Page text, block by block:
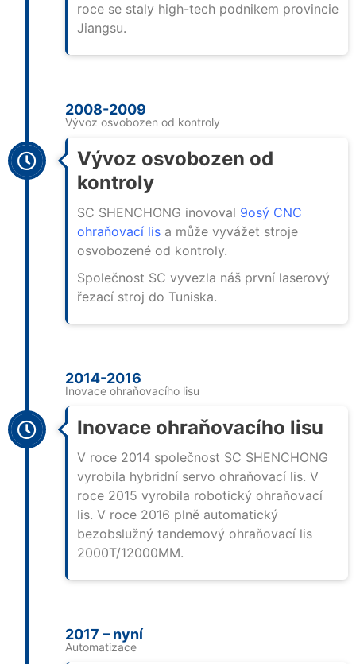
roce se staly high-tech podnikem provincie
Jiangsu.
2008-2009
Vývoz osvobozen od kontroly
Vývoz osvobozen od
kontroly
SC SHENCHONG inovoval 9osý CNC
ohraňovací lis a může vyvážet stroje
osvobozené od kontroly.
Společnost SC vyvezla náš první laserový
řezací stroj do Tuniska.
2014-2016
Inovace ohraňovacího lisu
Inovace ohraňovacího lisu
V roce 2014 společnost SC SHENCHONG
vyrobila hybridní servo ohraňovací lis. V
roce 2015 vyrobila robotický ohraňovací
lis. V roce 2016 plně automatický
bezobslužný tandemový ohraňovací lis
2000T/12000MM.
2017 – nyní
Automatizace